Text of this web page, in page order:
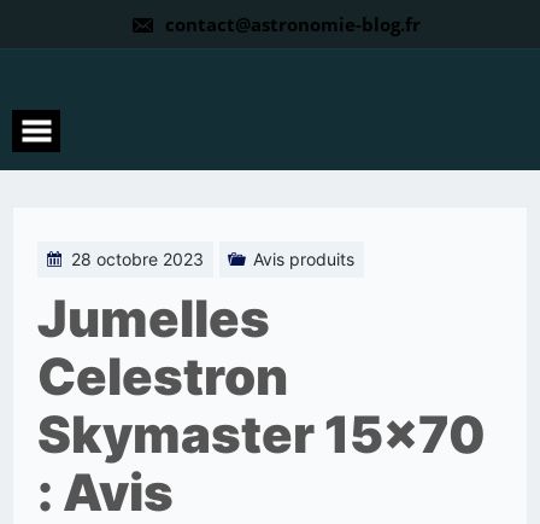
contact@astronomie-blog.fr
28 octobre 2023 Avis produits
Jumelles
Celestron
Skymaster 15×70
: Avis